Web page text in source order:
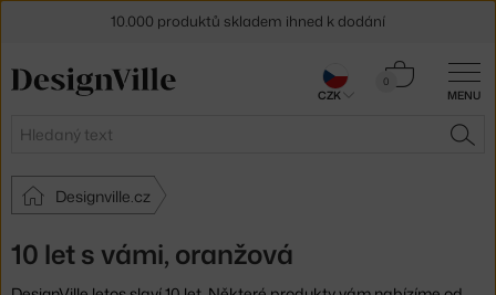
MENU
Hledat
0
Košík
Designville.cz
10 let s vámi, oranžová
10.000 produktů skladem ihned k dodání
Sleva 5 % pro odběratele
CZK